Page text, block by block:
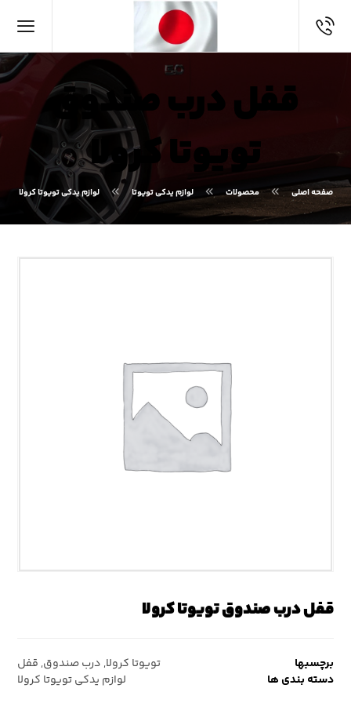
قفل درب صندوق
تویوتا کرولا
صفحه اصلی محصولات لوازم یدکی تویوتا لوازم یدکی تویوتا کرولا
قفل درب صندوق تویوتا کرولا
برچسبها تویوتا کرولا, درب صندوق, قفل
دسته بندی ها
لوازم یدکی تویوتا کرولا